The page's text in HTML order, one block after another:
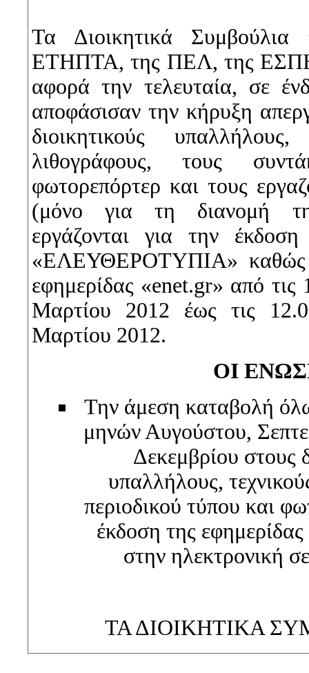
Τα Διοικητικά
ΕΤΗΠΤΑ, της ΠΕΛ, της
αφορά την τελευταία, σε
αποφάσισαν την κήρυξη
διοικητικούς
λιθογράφους, τους
φωτορεπόρτερ και τους
(μόνο για τη διανομή
εργάζονται για την
«ΕΛΕΥΘΕΡΟΤΥΠΙΑ» καθώς
εφημερίδας «enet.gr» από
Μαρτίου 2012 έως τις
Μαρτίου 2012.
ΟΙ
Την άμεση καταβολή
μηνών Αυγούστου,
Δεκεμβρίου στους
υπαλλήλους,
περιοδικού τύπου και
έκδοση της
στην ηλεκτρονική
ΤΑ ΔΙΟΙΚΗΤΙΚΑ